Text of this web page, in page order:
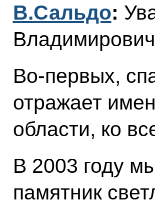
В.Сальдо:
Во-первых,
отражает
области, ко
В 2003 году
памятник